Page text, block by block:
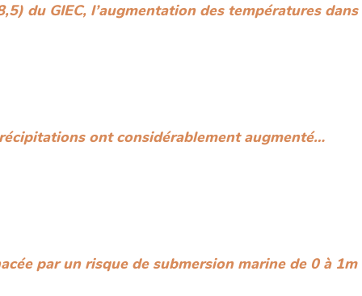
du GIEC, l’augmentation des températures
ont considérablement augmenté…
par un risque de submersion marine de 0 à